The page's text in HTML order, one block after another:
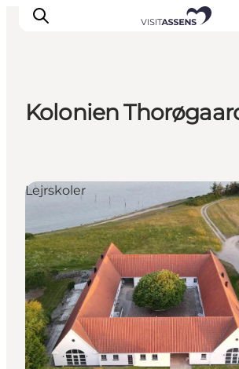
Spis & drik
Det sker
Åbningstider
Kolonien
Lejrskoler